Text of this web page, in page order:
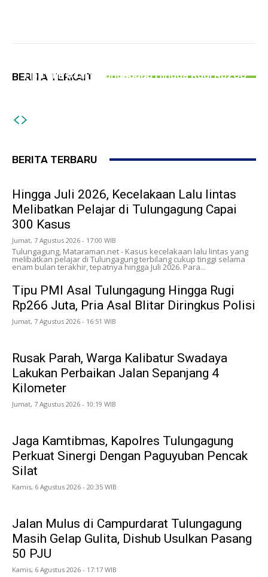
BERITA TERKAIT
Kasus
Tipu PMI Asal Tulungagung Hingga Rugi Rp266
Rusak Parah, Warga Kalibatur Swadaya
Lakukan Perbaikan Jalan Sepanjang 4
BERITA TERBARU
Hingga Juli 2026, Kecelakaan Lalu lintas
Melibatkan Pelajar di Tulungagung Capai
300 Kasus
Jumat, 7 Agustus 2026 - 17:00 WIB
Tulungagung, Mataraman.net - Kasus kecelakaan lalu lintas yang
melibatkan pelajar di Tulungagung terbilang cukup tinggi selama
enam bulan terakhir, tepatnya hingga Juli 2026. Para...
Tipu PMI Asal Tulungagung Hingga Rugi
Rp266 Juta, Pria Asal Blitar Diringkus Polisi
Jumat, 7 Agustus 2026 - 16:51 WIB
Rusak Parah, Warga Kalibatur Swadaya
Lakukan Perbaikan Jalan Sepanjang 4
Kilometer
Jumat, 7 Agustus 2026 - 10:19 WIB
Jaga Kamtibmas, Kapolres Tulungagung
Perkuat Sinergi Dengan Paguyuban Pencak
Silat
Kamis, 6 Agustus 2026 - 20:35 WIB
Jalan Mulus di Campurdarat Tulungagung
Masih Gelap Gulita, Dishub Usulkan Pasang
50 PJU
Kamis, 6 Agustus 2026 - 17:17 WIB